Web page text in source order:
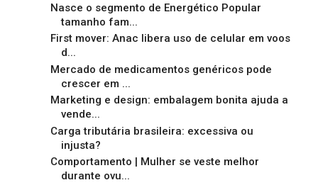
Nasce o segmento de Energético Popular
tamanho fam...
First mover: Anac libera uso de celular em voos
d...
Mercado de medicamentos genéricos pode
crescer em ...
Marketing e design: embalagem bonita ajuda a
vende...
Carga tributária brasileira: excessiva ou
injusta?
Comportamento | Mulher se veste melhor
durante ovu...